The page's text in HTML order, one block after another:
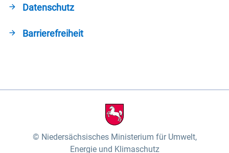
Datenschutz
Barrierefreiheit
Niedersächsisches Ministerium für Umwelt,
Energie und Klimaschutz